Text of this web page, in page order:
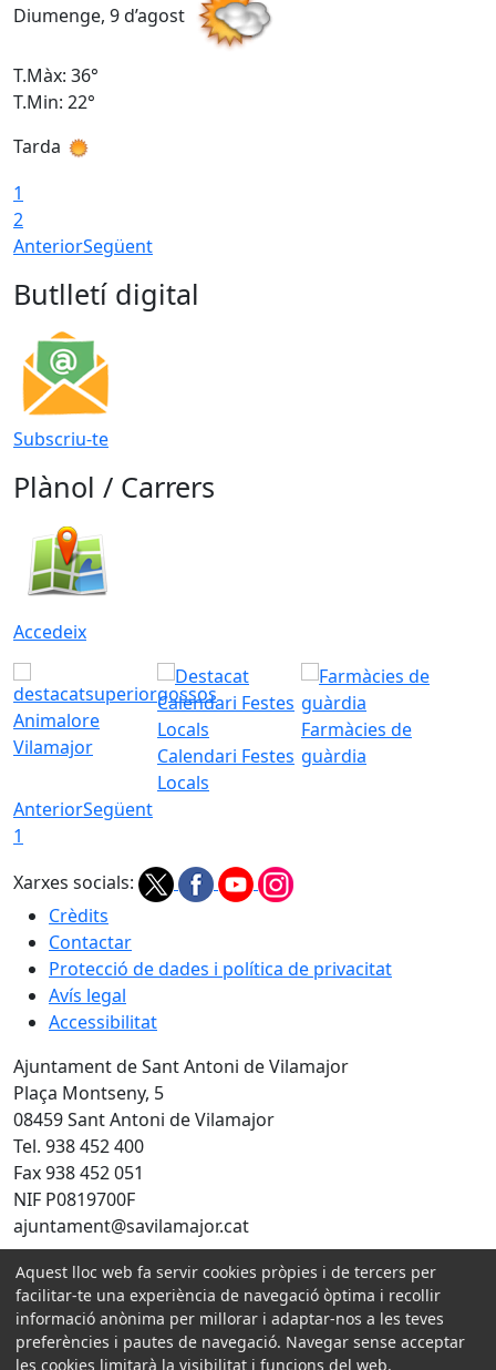
Diumenge, 9 d’agost
T.Màx: 36°
T.Min: 22°
Tarda
1
2
AnteriorSegüent
Butlletí digital
Subscriu-te
Plànol / Carrers
Accedeix
Animalore
Vilamajor
Calendari Festes
Locals
Farmàcies de
guàrdia
AnteriorSegüent
1
Xarxes socials:
Crèdits
Contactar
Protecció de dades i política de privacitat
Avís legal
Accessibilitat
Ajuntament de Sant Antoni de Vilamajor
Plaça Montseny, 5
08459 Sant Antoni de Vilamajor
Tel. 938 452 400
Fax 938 452 051
NIF P0819700F
ajuntament@savilamajor.cat
Amb la col·laboració de:
Aquest lloc web fa servir cookies pròpies i de tercers per
facilitar-te una experiència de navegació òptima i recollir
informació anònima per millorar i adaptar-nos a les teves
preferències i pautes de navegació. Navegar sense acceptar
les cookies limitarà la visibilitat i funcions del web.